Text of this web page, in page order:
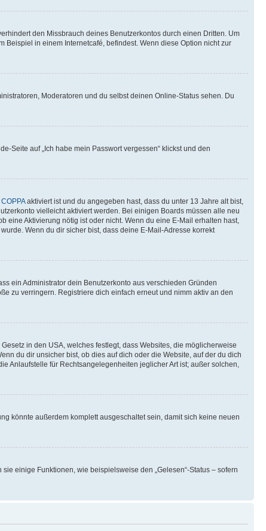
den Missbrauch deines Benutzerkontos durch einen Dritten. Um
in einem Internetcafé, befindest. Wenn diese Option nicht zur
Moderatoren und du selbst deinen Online-Status sehen. Du
Seite auf „Ich habe mein Passwort vergessen“ klickst und den
COPPAaktiviert ist und du angegeben hast, dass du unter 13 Jahre alt bist,
vielleicht aktiviert werden. Bei einigen Boards müssen alle neu
Aktivierung nötig ist oder nicht. Wenn du eine E-Mail erhalten hast,
Wenn du dir sicher bist, dass deine E-Mail-Adresse korrekt
ein Administrator dein Benutzerkonto aus verschieden Gründen
zu verringern. Registriere dich einfach erneut und nimm aktiv an den
in den USA, welches festlegt, dass Websites, die möglicherweise
du dir unsicher bist, ob dies auf dich oder die Website, auf der du dich
Anlaufstelle für Rechtsangelegenheiten jeglicher Art ist; außer solchen,
könnte außerdem komplett ausgeschaltet sein, damit sich keine neuen
einige Funktionen, wie beispielsweise den „Gelesen“-Status – sofern